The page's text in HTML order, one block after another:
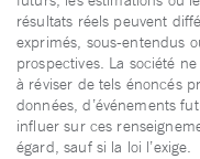
résultats réels peuvent
exprimés, sous-entendus
prospectives. La société
à réviser de tels énoncés
données, d’événements
influer sur ces
égard, sauf si la loi l’exige.